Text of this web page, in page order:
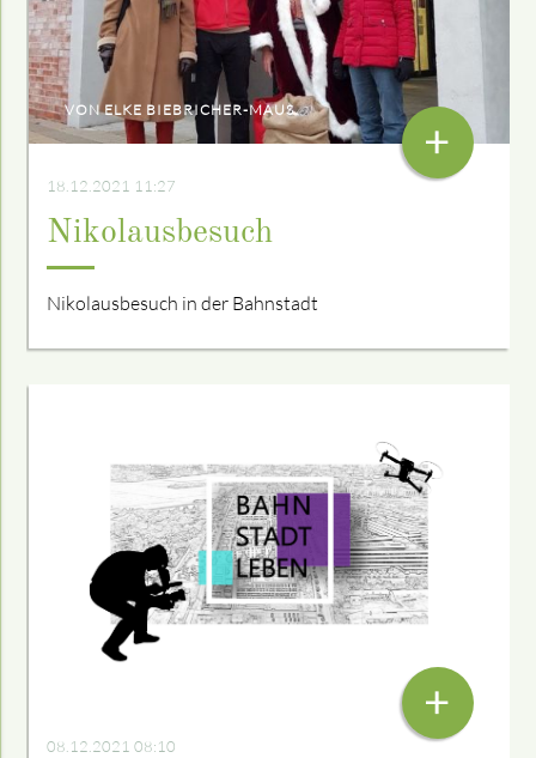
VON ELKE BIEBRICHER-MAUS
18.12.2021 11:27
Nikolausbesuch
Nikolausbesuch in der Bahnstadt
+
08.12.2021 08:10
+